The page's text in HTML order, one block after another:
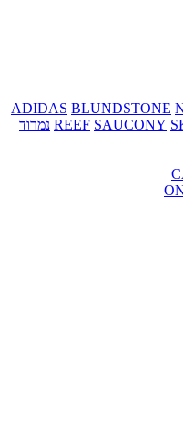
ADIDAS BLUNDSTONE
REEF SAUCONY
נמרוד